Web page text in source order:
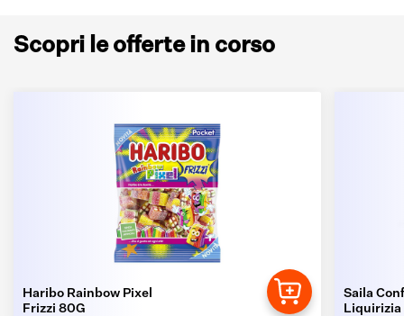
Scopri le offerte in corso
Haribo Rainbow Pixel
Frizzi 80G
Saila
Liquirizia